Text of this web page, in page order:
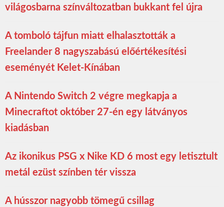
világosbarna színváltozatban bukkant fel újra
A tomboló tájfun miatt elhalasztották a
Freelander 8 nagyszabású előértékesítési
eseményét Kelet-Kínában
A Nintendo Switch 2 végre megkapja a
Minecraftot október 27-én egy látványos
kiadásban
Az ikonikus PSG x Nike KD 6 most egy letisztult
metál ezüst színben tér vissza
A hússzor nagyobb tömegű csillag